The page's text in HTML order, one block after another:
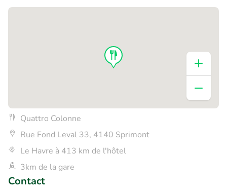
Quattro Colonne
Rue Fond Leval 33, 4140 Sprimont
Le Havre à 413 km de l'hôtel
3km de la gare
Contact